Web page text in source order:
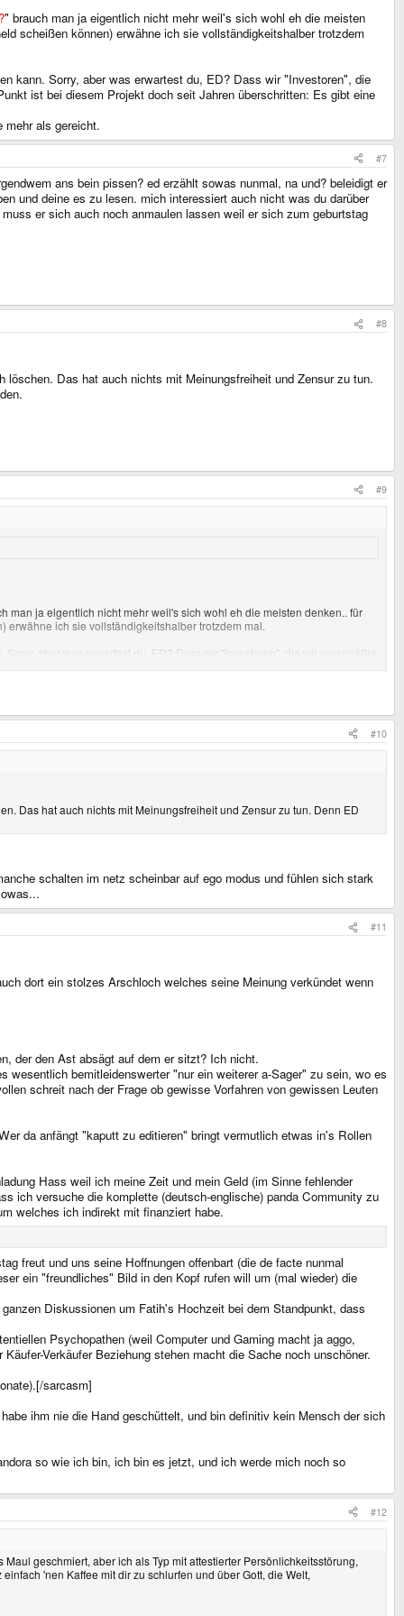
" brauch man ja eigentlich nicht mehr weil's sich wohl eh die meisten
scheißen können) erwähne ich sie vollständigkeitshalber trotzdem
kann. Sorry, aber was erwartest du, ED? Dass wir "Investoren", die
ist bei diesem Projekt doch seit Jahren überschritten: Es gibt eine
als gereicht.
#7
ans bein pissen? ed erzählt sowas nunmal, na und? beleidigt er
und deine es zu lesen. mich interessiert auch nicht was du darüber
er sich auch noch anmaulen lassen weil er sich zum geburtstag
#8
Das hat auch nichts mit Meinungsfreiheit und Zensur zu tun.
#9
man ja eigentlich nicht mehr weil's sich wohl eh die meisten denken.. für
erwähne ich sie vollständigkeitshalber trotzdem mal.
aber was erwartest du, ED? Dass wir "Investoren", die wir regelmäßig
doch seit Jahren überschritten: Es gibt eine kleine (private) Elite, aber
#10
Das hat auch nichts mit Meinungsfreiheit und Zensur zu tun. Denn ED
schalten im netz scheinbar auf ego modus und fühlen sich stark
#11
dort ein stolzes Arschloch welches seine Meinung verkündet wenn
der den Ast absägt auf dem er sitzt? Ich nicht.
wesentlich bemitleidenswerter "nur ein weiterer a-Sager" zu sein, wo es
schreit nach der Frage ob gewisse Vorfahren von gewissen Leuten
da anfängt "kaputt zu editieren" bringt vermutlich etwas in's Rollen
Hass weil ich meine Zeit und mein Geld (im Sinne fehlender
ich versuche die komplette (deutsch-englische) panda Community zu
welches ich indirekt mit finanziert habe.
freut und uns seine Hoffnungen offenbart (die de facte nunmal
ein "freundliches" Bild in den Kopf rufen will um (mal wieder) die
Diskussionen um Fatih's Hochzeit bei dem Standpunkt, dass
Psychopathen (weil Computer und Gaming macht ja aggo,
Verkäufer Beziehung stehen macht die Sache noch unschöner.
sarcasm]
ihm nie die Hand geschüttelt, und bin definitiv kein Mensch der sich
so wie ich bin, ich bin es jetzt, und ich werde mich noch so
#12
geschmiert, aber ich als Typ mit attestierter Persönlichkeitsstörung,
'nen Kaffee mit dir zu schlurfen und über Gott, die Welt,